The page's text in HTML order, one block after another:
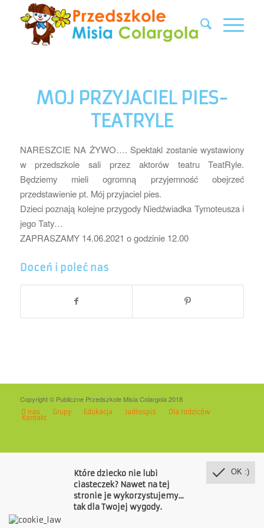
MOJ PRZYJACIEL PIES-
TEATRYLE
NARESZCIE NA ŻYWO…. Spektakl zostanie wystawiony
w przedszkole sali przez aktorów teatru TeatRyle.
Będziemy mieli ogromną przyjemność obejrzeć
przedstawienie pt. Mój przyjaciel pies.
Dzieci poznają kolejne przygody Niedźwiadka Tymoteusza i
jego Taty…
ZAPRASZAMY 14.06.2021 o godzinie 12.00
Doceń i poleć nas
Copyright © Publiczne Przedszkole Misia Colargola 2018
O nas Grupy Edukacja Jadłospis Dla rodziców
Kontakt
OK :)
Które dziecko nie lubi
ciasteczek? Nawet na tej
stronie je wykorzystujemy...
tak dla Twojej wygody.